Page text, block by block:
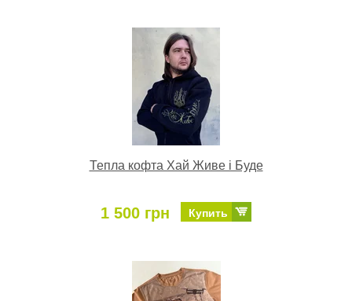
Тепла кофта Хай Живе і Буде
1 500 грн Купить